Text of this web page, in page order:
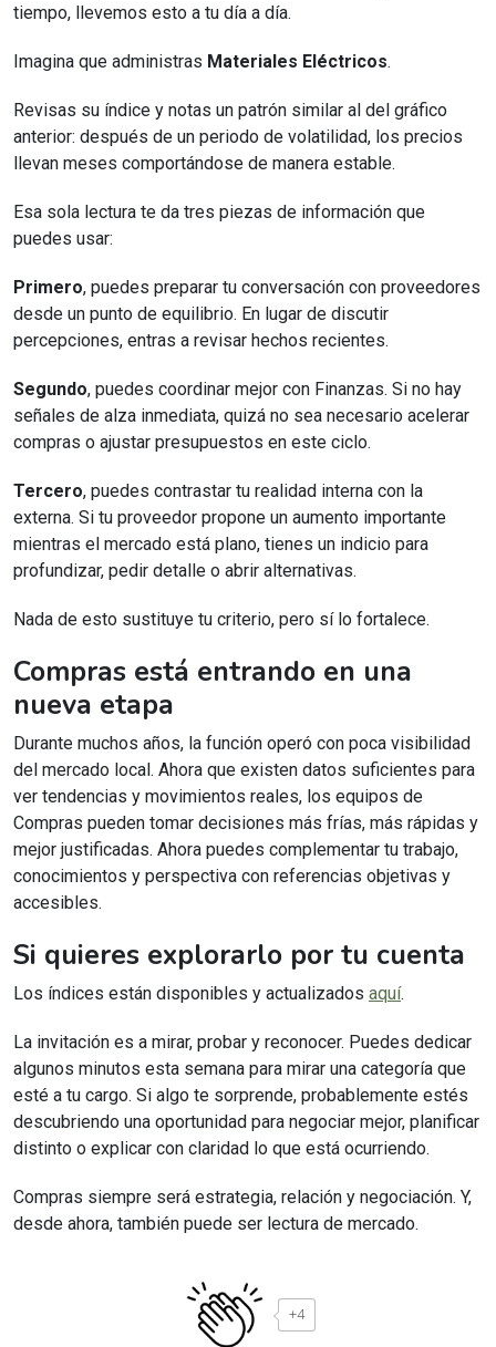
tiempo, llevemos esto a tu día a día.
Imagina que administras Materiales Eléctricos.
Revisas su índice y notas un patrón similar al del gráfico
anterior: después de un periodo de volatilidad, los precios
llevan meses comportándose de manera estable.
Esa sola lectura te da tres piezas de información que
puedes usar:
Primero, puedes preparar tu conversación con proveedores
desde un punto de equilibrio. En lugar de discutir
percepciones, entras a revisar hechos recientes.
Segundo, puedes coordinar mejor con Finanzas. Si no hay
señales de alza inmediata, quizá no sea necesario acelerar
compras o ajustar presupuestos en este ciclo.
Tercero, puedes contrastar tu realidad interna con la
externa. Si tu proveedor propone un aumento importante
mientras el mercado está plano, tienes un indicio para
profundizar, pedir detalle o abrir alternativas.
Nada de esto sustituye tu criterio, pero sí lo fortalece.
Compras está entrando en una
nueva etapa
Durante muchos años, la función operó con poca visibilidad
del mercado local. Ahora que existen datos suficientes para
ver tendencias y movimientos reales, los equipos de
Compras pueden tomar decisiones más frías, más rápidas y
mejor justificadas. Ahora puedes complementar tu trabajo,
conocimientos y perspectiva con referencias objetivas y
accesibles.
Si quieres explorarlo por tu cuenta
Los índices están disponibles y actualizados aquí.
La invitación es a mirar, probar y reconocer. Puedes dedicar
algunos minutos esta semana para mirar una categoría que
esté a tu cargo. Si algo te sorprende, probablemente estés
descubriendo una oportunidad para negociar mejor, planificar
distinto o explicar con claridad lo que está ocurriendo.
Compras siempre será estrategia, relación y negociación. Y,
desde ahora, también puede ser lectura de mercado.
+4